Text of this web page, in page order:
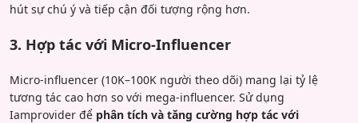
hút sự chú ý và tiếp cận đối tượng rộng hơn.
3. Hợp tác với Micro-Influencer
Micro-influencer (10K–100K người theo dõi) mang lại tỷ lệ
tương tác cao hơn so với mega-influencer. Sử dụng
Iamprovider để phân tích và tăng cường hợp tác với